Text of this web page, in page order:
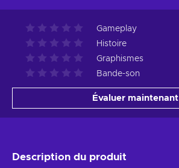
Gameplay
Histoire
Graphismes
Bande-son
Évaluer maintenant
Description du produit